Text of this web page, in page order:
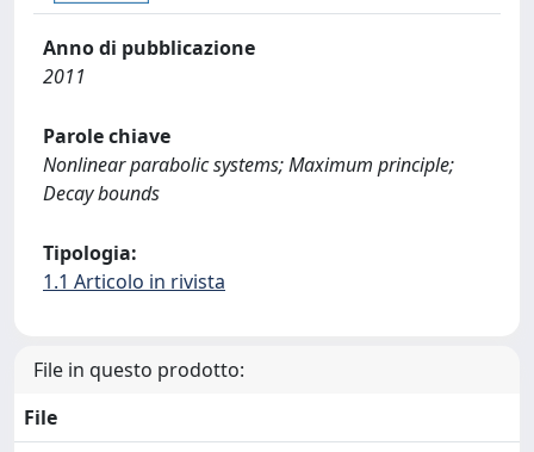
Anno di pubblicazione
2011
Parole chiave
Nonlinear parabolic systems; Maximum principle;
Decay bounds
Tipologia:
1.1 Articolo in rivista
File in questo prodotto:
File